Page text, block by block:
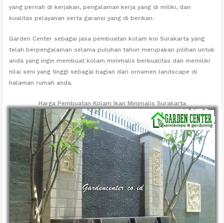
yang pernah di kerjakan, pengalaman kerja yang di miliki, dan
kualitas pelayanan serta garansi yang di berikan.
Garden Center sebagai jasa pembuatan kolam koi Surakarta yang
telah berpengalaman selama puluhan tahun merupakan pilihan untuk
anda yang ingin membuat kolam minimalis berkualitas dan memiliki
nilai seni yang tinggi sebagai bagian dari ornamen landscape di
halaman rumah anda.
Harga Pembuatan Kolam Ikan Minimalis Surakarta